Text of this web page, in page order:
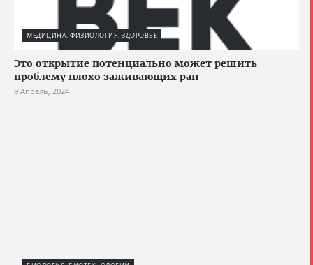
МЕДИЦИНА, ФИЗИОЛОГИЯ, ЗДОРОВЬЕ
Это открытие потенциально может решить
проблему плохо заживающих ран
9 Апрель, 2024